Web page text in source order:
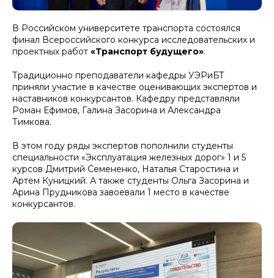
В Российском университете транспорта состоялся
финал Всероссийского конкурса исследовательских и
проектных работ «Транспорт будущего».
Традиционно преподаватели кафедры УЭРиБТ
приняли участие в качестве оценивающих экспертов и
наставников конкурсантов. Кафедру представляли
Роман Ефимов, Галина Засорина и Александра
Тимкова.
В этом году ряды экспертов пополнили студенты
специальности «Эксплуатация железных дорог» 1 и 5
курсов Дмитрий Семененко, Наталья Старостина и
Артем Куницкий. А также студенты Ольга Засорина и
Арина Прудникова завоевали 1 место в качестве
конкурсантов.